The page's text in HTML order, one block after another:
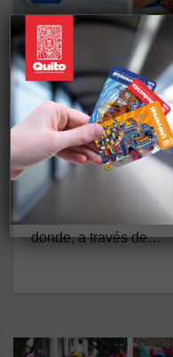
CS EDUCACIÓN TALLERES
REFUERZO
ACADÉMICO/
AÑOS)
6 DE ABRIL DE 2026
CASA SOMOS
espacio dirigido a
donde, a través de…